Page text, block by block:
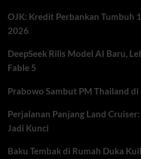
OJK: Kredit Perbankan Tumbuh
2026
DeepSeek Rilis Model AI Baru,
Fable 5
Prabowo Sambut PM Thailand
Perjalanan Panjang Land
Jadi Kunci
Baku Tembak di Rumah Duka